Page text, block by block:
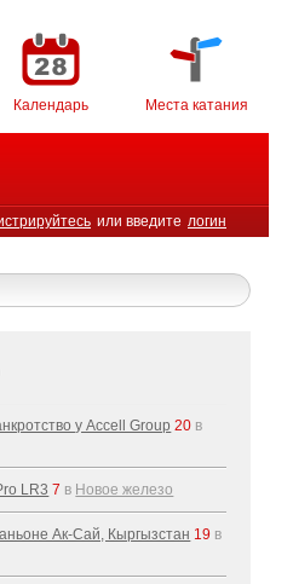
Календарь Места катания
или введите логин
у Accell Group 20 в
LR3 7 в Новое железо
Ак-Cай, Кыргызстан 19 в